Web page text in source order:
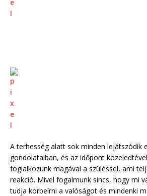
A terhesség alatt sok minden lejátszódik
gondolataiban, és az időpont
foglalkozunk magával a szüléssel, ami
reakció. Mivel fogalmunk sincs, hogy mi
tudja körbeírni a valóságot és mindenki